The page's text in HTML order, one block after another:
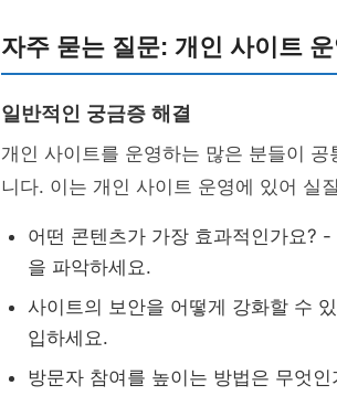
자주 묻는 질문: 개인 사이트
일반적인 궁금증 해결
개인 사이트를 운영하는 많은 분들이
니다. 이는 개인 사이트 운영에 있어 실
어떤 콘텐츠가 가장 효과적인가요?
을 파악하세요.
사이트의 보안을 어떻게 강화할 수
입하세요.
방문자 참여를 높이는 방법은 무엇